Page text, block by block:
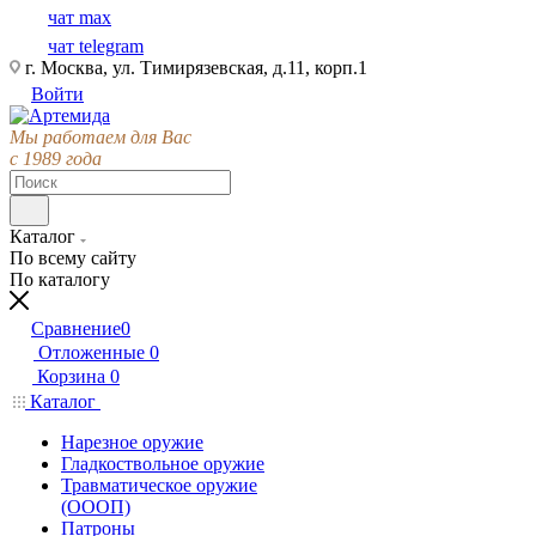
чат max
чат telegram
г. Москва, ул. Тимирязевская, д.11, корп.1
Войти
Мы работаем для Вас
с 1989 года
Каталог
По всему сайту
По каталогу
Сравнение0
Отложенные 0
Корзина 0
Каталог
Нарезное оружие
Гладкоствольное оружие
Травматическое оружие
(ОООП)
Патроны